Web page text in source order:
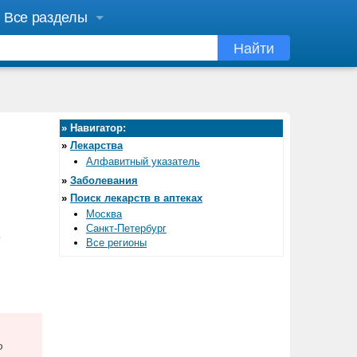
Все разделы
Найти
» Навигатор:
» Лекарства
Алфавитный указатель
» Заболевания
» Поиск лекарств в аптеках
Москва
Санкт-Петербург
Все регионы